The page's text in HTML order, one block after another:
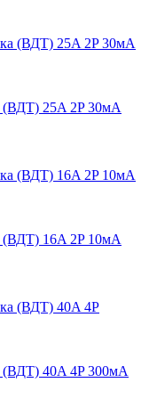
(ВДТ) 25A 2P 30мА
(ВДТ) 16A 2P 10мА
(ВДТ) 40A 4P 300мА